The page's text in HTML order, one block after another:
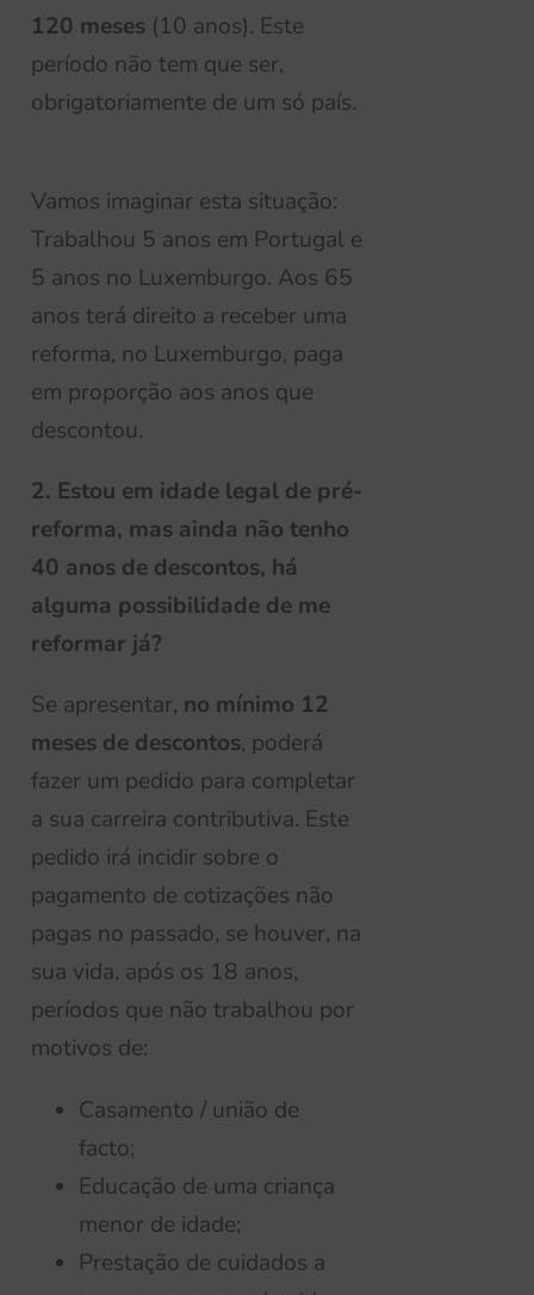
120 meses (10 anos). Este
período não tem que ser,
obrigatoriamente de um só país.
Vamos imaginar esta situação:
Trabalhou 5 anos em Portugal e
5 anos no Luxemburgo. Aos 65
anos terá direito a receber uma
reforma, no Luxemburgo, paga
em proporção aos anos que
descontou.
2. Estou em idade legal de pré-
reforma, mas ainda não tenho
40 anos de descontos, há
alguma possibilidade de me
reformar já?
Se apresentar, no mínimo 12
meses de descontos, poderá
fazer um pedido para completar
a sua carreira contributiva. Este
pedido irá incidir sobre o
pagamento de cotizações não
pagas no passado, se houver, na
sua vida, após os 18 anos,
períodos que não trabalhou por
motivos de:
Casamento / união de
facto;
Educação de uma criança
menor de idade;
Prestação de cuidados a